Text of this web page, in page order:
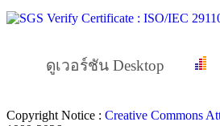
ดูเวอร์ชัน Desktop
Copyright Notice : Creative Commons